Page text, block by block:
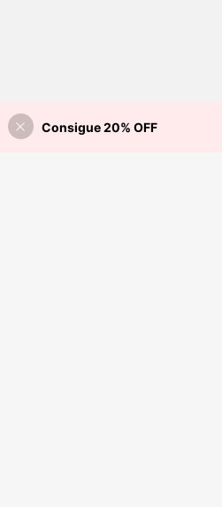
¡40% DE
Consigue 20% OFF